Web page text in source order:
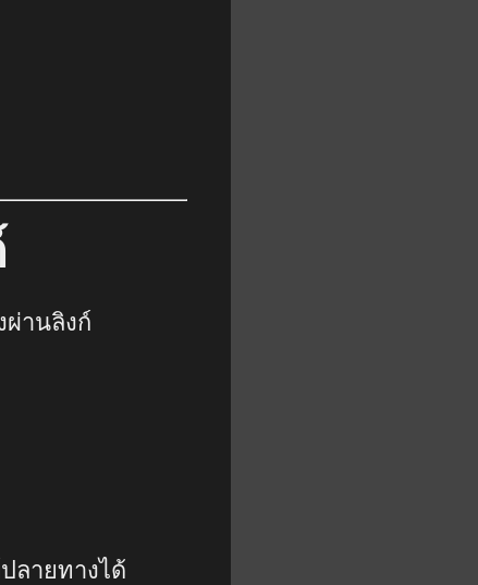
ผ่านลิงก์
ลายทางได้